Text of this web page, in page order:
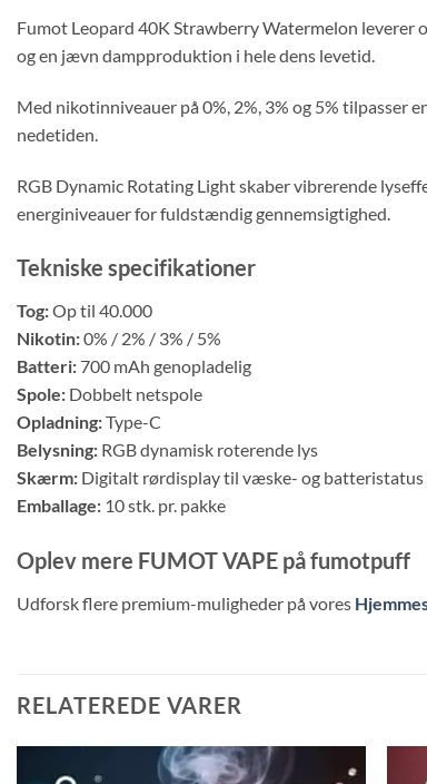
Fumot Leopard 40K Strawberry Watermelon
og en jævn dampproduktion i hele dens levetid.
Med nikotinniveauer på 0%, 2%, 3% og 5% tilpasser
nedetiden.
RGB Dynamic Rotating Light skaber vibrerende
energiniveauer for fuldstændig gennemsigtighed.
Tekniske specifikationer
Tog:Op til 40.000
Nikotin:0% / 2% / 3% / 5%
Batteri: 700 mAh genopladelig
Spole: Dobbelt netspole
Opladning:Type-C
Belysning: RGB dynamisk roterende lys
Skærm: Digitalt rørdisplay til væske- og batteristatus
Emballage: 10 stk. pr. pakke
Oplev mere FUMOT VAPE på fumotpuff
Udforsk flere premium-muligheder på vores
RELATEREDE VARER